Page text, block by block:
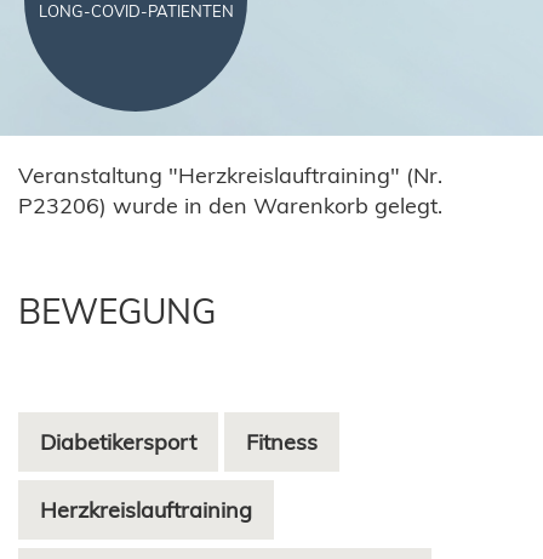
LONG-COVID-PATIENTEN
Veranstaltung "Herzkreislauftraining" (Nr.
P23206) wurde in den Warenkorb gelegt.
BEWEGUNG
Diabetikersport Fitness
Herzkreislauftraining